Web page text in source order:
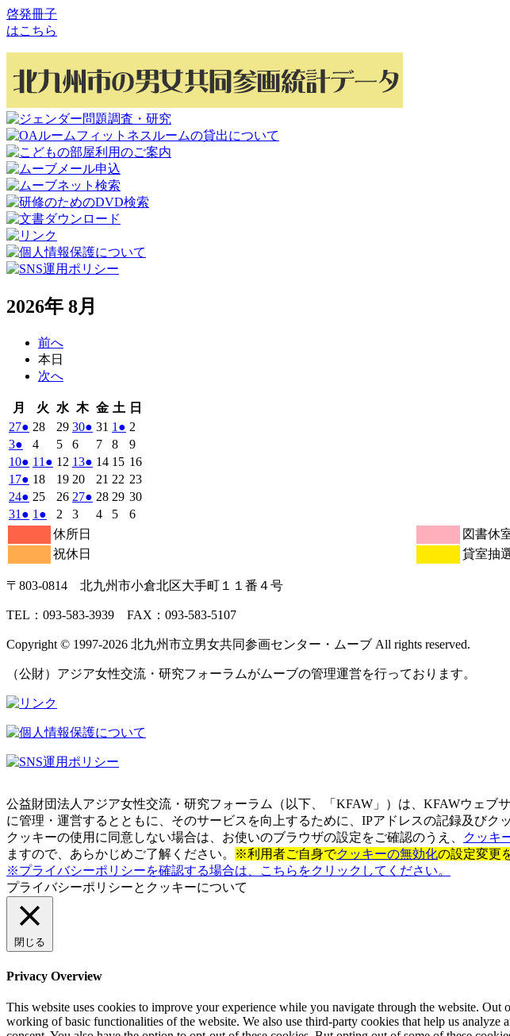
啓発冊子
はこちら
2026年 8月
前へ
本日
次へ
月
曜
日
火 火
曜
日
水 水
曜
日
木木
曜
日
金金
曜
日
土 土
曜
日
日
272026
年
7
月
27
日
● (1
件
の
イ
ベ
ン
ト)
282026
7
月
日
292026
年
7
月
29
日
302026
7
月
30
日
● (1
件
の
イ
ベ
ン
31 2026
年
7
月
31
日
1 2026
年
8
月
1
日
● (1
件
の
イ
ベ
ン
2
年
8
月
2
日
32026
年
8
月
3
日
●
件
の
イ
ベ
ン
ト)
42026
年
8
月
4
日
52026
年
8
月
5
日
62026
年
8
月
6
日
72026
年
8
月
7
日
82026
年
8
月
8
日
92026
年
8
月
9
日
102026
年
8
月
10
● (1
件
の
イ
ベ
ン
11 2026
11
日
● (1
件
の
イ
ベ
ン
ト)
12 2026
年
8
月
12
日
132026
年
8
月
日
● (1
件
の
イ
142026
年
8
月
14
152026
年
8
月
15
162026
8
172026
年
8
月
● (1
件
の
イ
ベ
182026
月
18
日
192026
年
8
19
日
202026
年
20
日
21 2026
年
8
22 2026
年
232026
年
242026
年
8
月
● (1
件
の
イ
ベ
ト)
252026
年
8
月
25
262026
年
8
月
26
272026
8
月
27
● (1
件
ン
ト)
282026
年
292026
年
302026
31 2026
年
8
日
● (1
件
の
イ
ベ
ト)
1 2026
年
9
日
●
件
の
イ
ベ
ト)
2 2026
年
9
月
日
32026
年
9
月
日
42026
日
52026
日
62026
日
休所日
図書休
祝休日
貸室抽
〒803‐0814 北九州市小倉北区大手町１１番４号
TEL：093‐583‐3939 FAX：093‐583‐5107
Copyright © 1997‐2026 北九州市立男女共同参画センター・ムーブ All rights reserved.
（公財）アジア女性交流・研究フォーラムがムーブの管理運営を行っております。
公益財団法人アジア女性交流・研究フォーラム（以下、「KFAW」）は、KFAWウェ
に管理・運営するとともに、そのサービスを向上するために、IPアドレスの記録及びク
クッキーの使用に同意しない場合は、お使いのブラウザの設定をご確認のうえ、
クッキ
ますので、あらかじめご了解ください。
※利用者ご自身でクッキーの無効化の設定変更
※プライバシーポリシーを確認する場合は、こちらをクリックしてください。
プライバシーポリシーとクッキーについて
閉じる
Privacy Overview
This website uses cookies to improve your experience while you navigate through the website. Out
working of basic functionalities of the website. We also use third-party cookies that help us